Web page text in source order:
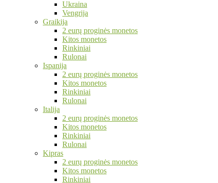
Ukraina
Vengrija
Graikija
2 eurų proginės monetos
Kitos monetos
Rinkiniai
Rulonai
Ispanija
2 eurų proginės monetos
Kitos monetos
Rinkiniai
Rulonai
Italija
2 eurų proginės monetos
Kitos monetos
Rinkiniai
Rulonai
Kipras
2 eurų proginės monetos
Kitos monetos
Rinkiniai